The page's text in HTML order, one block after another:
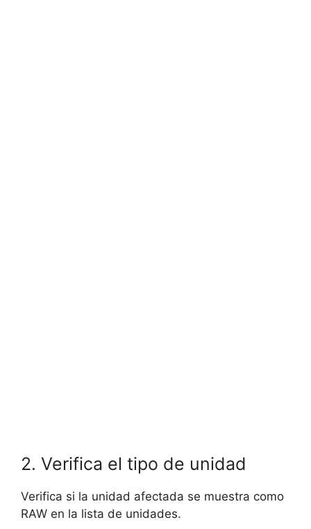
2. Verifica el tipo de unidad
Verifica si la unidad afectada se muestra como
RAW en la lista de unidades.